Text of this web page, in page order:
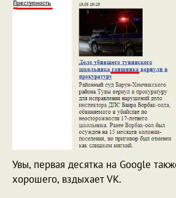
Увы, первая десятка на Google
хорошего, вздыхает VK.